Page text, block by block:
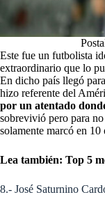
Este fue un futbolista
extraordinario que lo
En dicho país llegó
hizo referente del
por un atentado
sobrevivió pero para
solamente marcó en 10
Lea también: Top 5
8.- José Saturnino